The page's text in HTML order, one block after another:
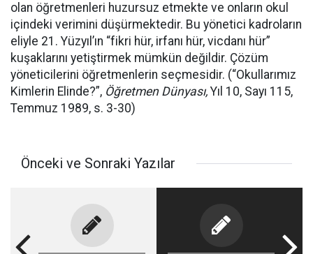
olan öğretmenleri huzursuz etmekte ve onların okul
içindeki verimini düşürmektedir. Bu yönetici kadroların
eliyle 21. Yüzyıl’ın “fikri hür, irfanı hür, vicdanı hür”
kuşaklarını yetiştirmek mümkün değildir. Çözüm
yöneticilerini öğretmenlerin seçmesidir. (“Okullarımız
Kimlerin Elinde?”, Öğretmen Dünyası, Yıl 10, Sayı 115,
Temmuz 1989, s. 3-30)
Önceki ve Sonraki Yazılar